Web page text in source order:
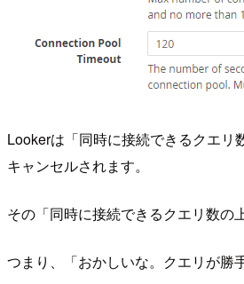
Lookerは「同時に接続できるクエ
キャンセルされます。
その「同時に接続できるクエリ数の
つまり、「おかしいな。クエリが勝